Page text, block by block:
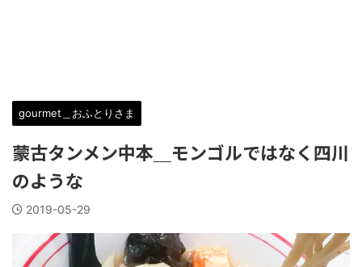
gourmet＿おふとりさま
蒙古タンメン中本＿モンゴルではなく四川
のような
2019-05-29